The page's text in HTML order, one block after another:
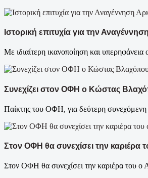
Ιστορική επιτυχία για την
Με ιδιαίτερη ικανοποίηση και
Συνεχίζει στον ΟΦΗ ο Κώστας
Παίκτης του ΟΦΗ, για δεύτερη συνεχόμενη
Στον ΟΦΗ θα συνεχίσει την καριέρα
Στον ΟΦΗ θα συνεχίσει την καριέρα του ο